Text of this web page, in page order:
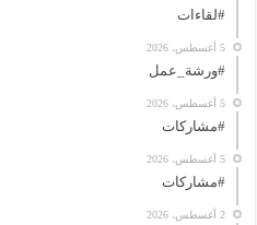
#لقاءات
5 أغسطس، 2026
#ورشة_عمل
5 أغسطس، 2026
#مشاركات
5 أغسطس، 2026
#مشاركات
2 أغسطس، 2026